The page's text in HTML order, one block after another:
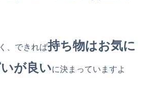
、できれば持ち物はお気に
が良いに決まっていますよ